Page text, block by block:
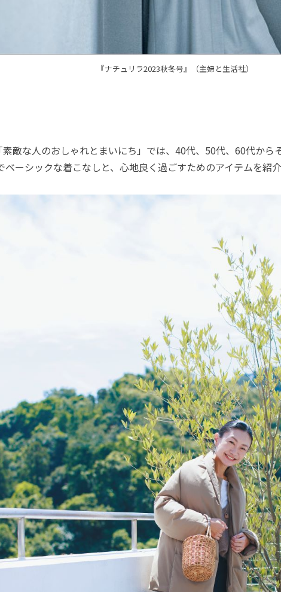
『ナチュリラ2023秋冬号』（主婦と生活社）
敵な人のおしゃれとまいにち」では、40代、50代、60代から
ベーシックな着こなしと、心地良く過ごすためのアイテムを紹介